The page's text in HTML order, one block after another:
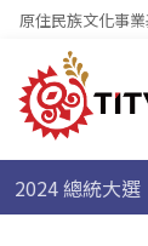
原住民族文化事
2024 總統大選